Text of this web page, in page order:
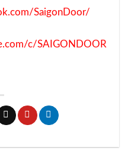
SaigonDoor/
c/SAIGONDOOR